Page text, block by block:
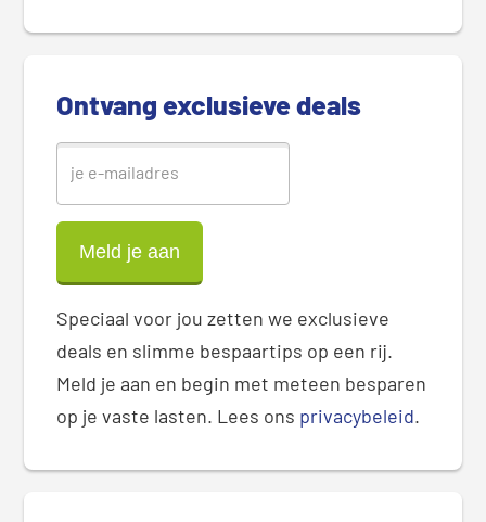
d
Ontvang exclusieve deals
Speciaal voor jou zetten we exclusieve
deals en slimme bespaartips op een rij.
Meld je aan en begin met meteen besparen
op je vaste lasten. Lees ons privacybeleid.